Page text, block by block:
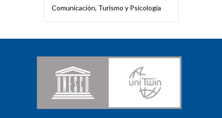
Comunicación, Turismo y Psicología